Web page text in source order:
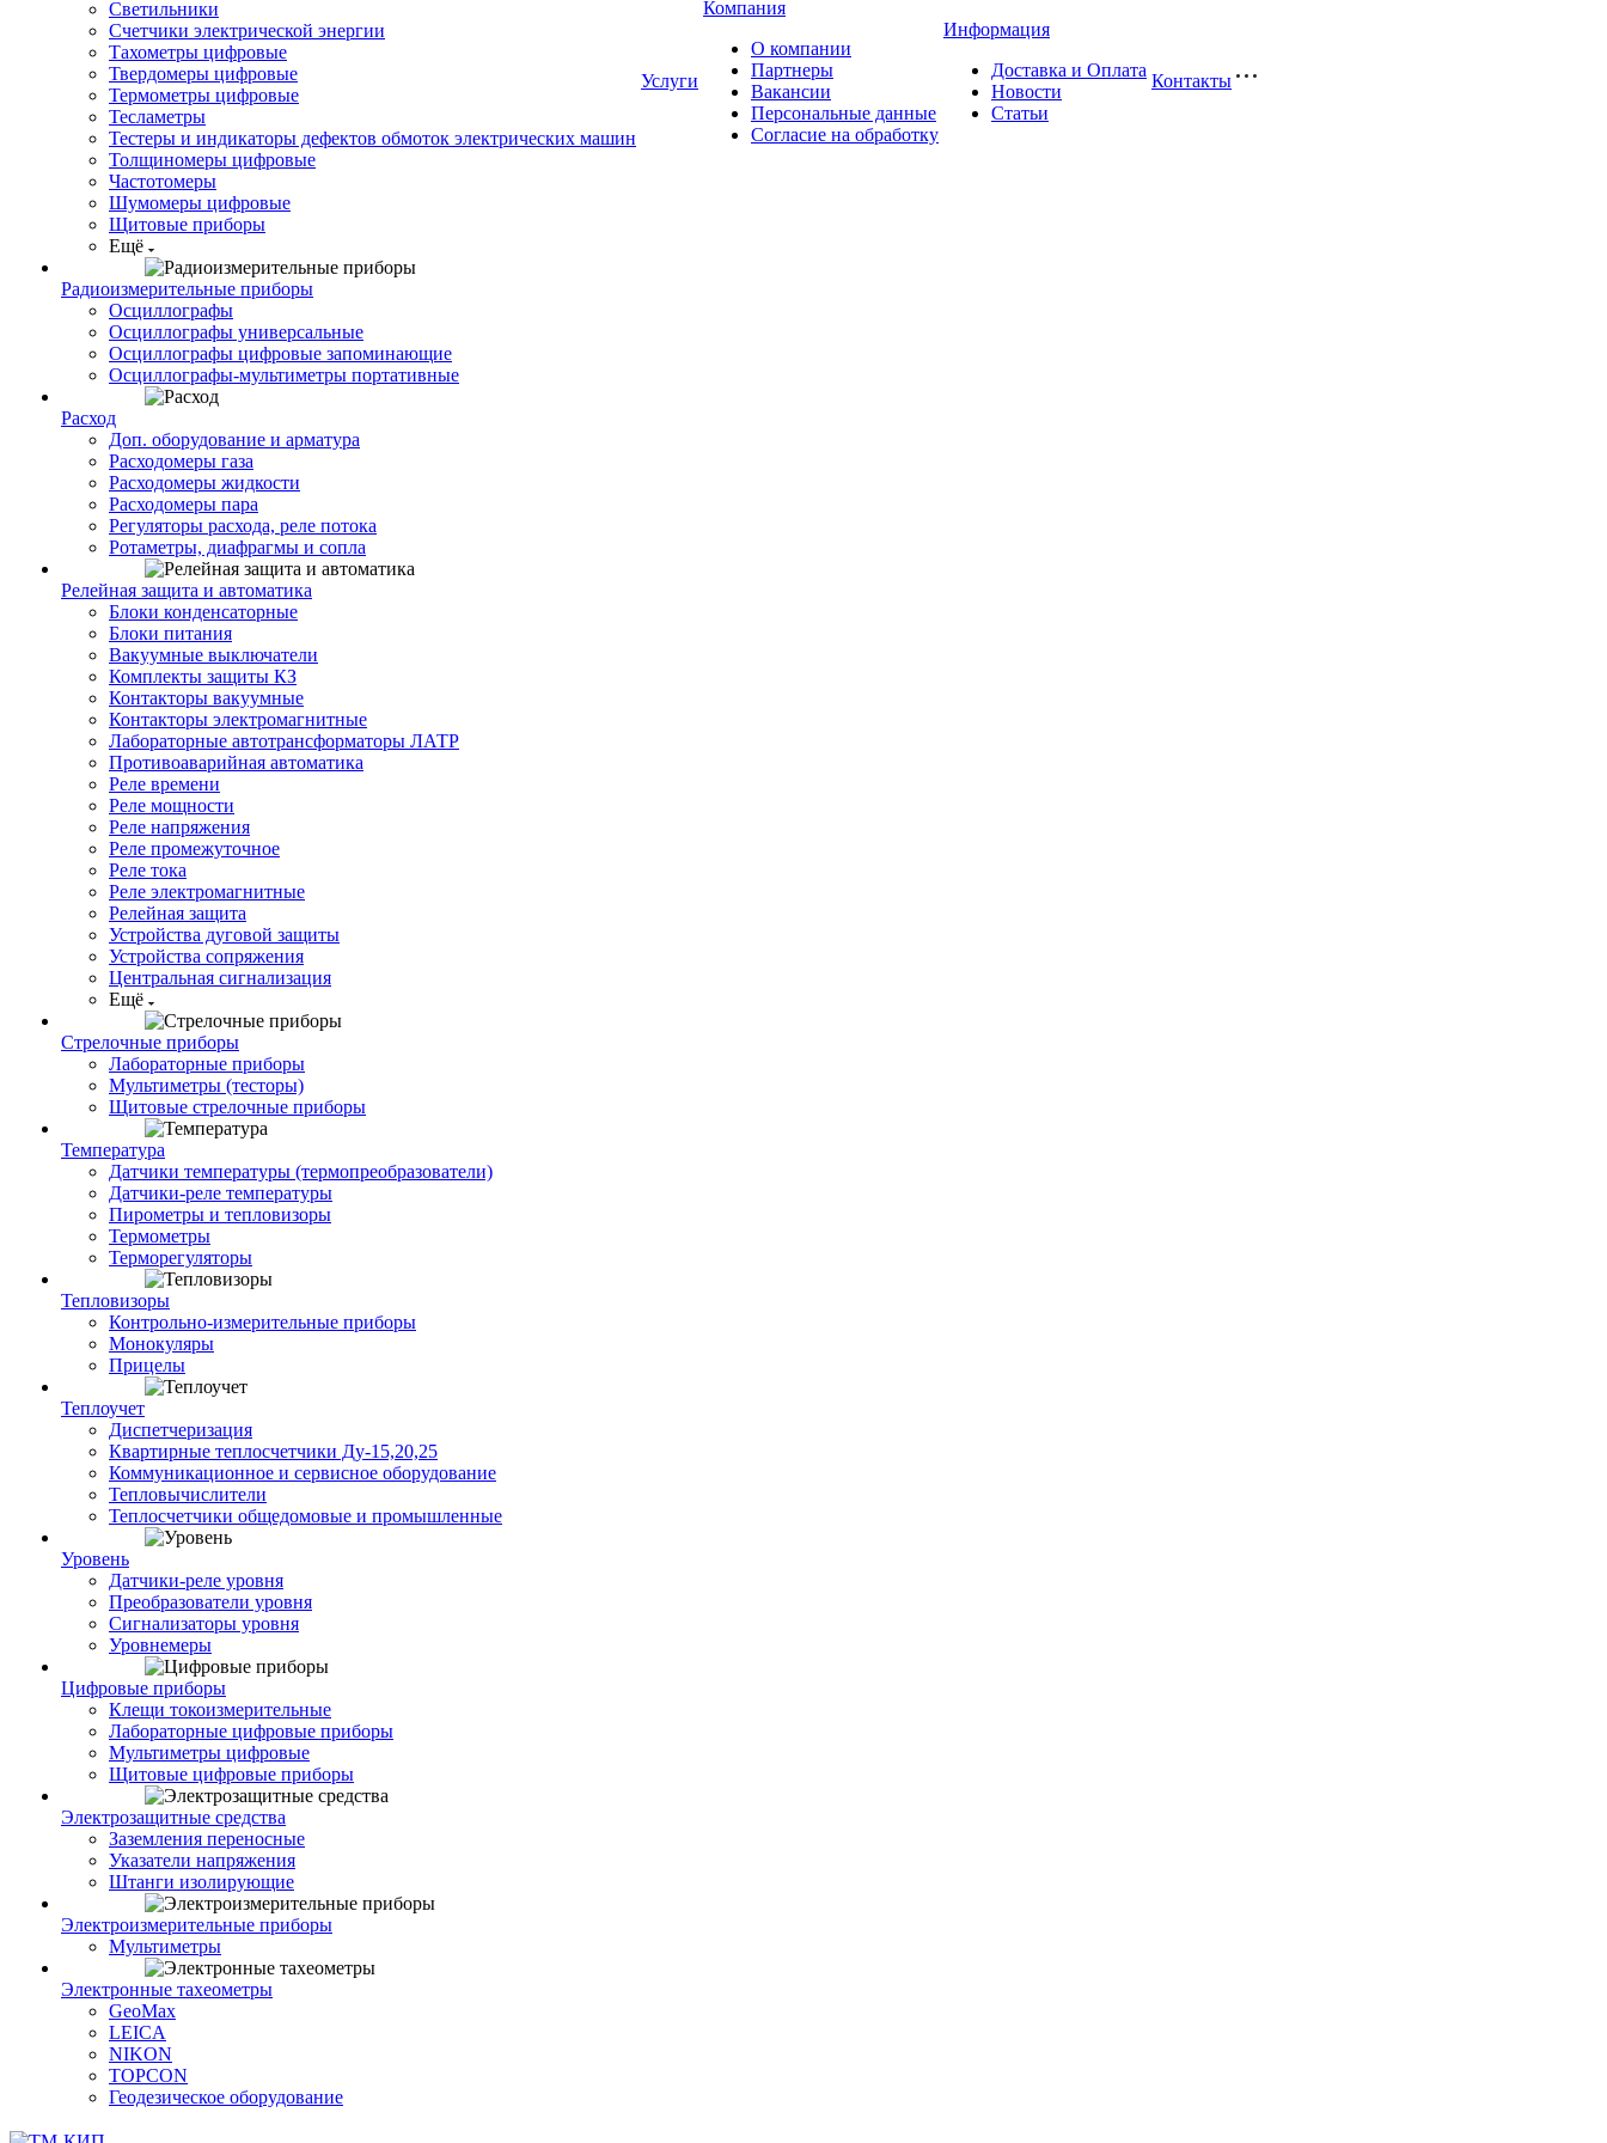
Светильники
Счетчики электрической энергии
Тахометры цифровые
Твердомеры цифровые
Термометры цифровые
Тесламетры
Тестеры и индикаторы дефектов обмоток электрических машин
Толщиномеры цифровые
Частотомеры
Шумомеры цифровые
Щитовые приборы
Ещё
Радиоизмерительные приборы
Осциллографы
Осциллографы универсальные
Осциллографы цифровые запоминающие
Осциллографы-мультиметры портативные
Расход
Доп. оборудование и арматура
Расходомеры газа
Расходомеры жидкости
Расходомеры пара
Регуляторы расхода, реле потока
Ротаметры, диафрагмы и сопла
Релейная защита и автоматика
Блоки конденсаторные
Блоки питания
Вакуумные выключатели
Комплекты защиты КЗ
Контакторы вакуумные
Контакторы электромагнитные
Лабораторные автотрансформаторы ЛАТР
Противоаварийная автоматика
Реле времени
Реле мощности
Реле напряжения
Реле промежуточное
Реле тока
Реле электромагнитные
Релейная защита
Устройства дуговой защиты
Устройства сопряжения
Центральная сигнализация
Ещё
Стрелочные приборы
Лабораторные приборы
Мультиметры (тесторы)
Щитовые стрелочные приборы
Температура
Датчики температуры (термопреобразователи)
Датчики-реле температуры
Пирометры и тепловизоры
Термометры
Терморегуляторы
Тепловизоры
Контрольно-измерительные приборы
Монокуляры
Прицелы
Теплоучет
Диспетчеризация
Квартирные теплосчетчики Ду-15,20,25
Коммуникационное и сервисное оборудование
Тепловычислители
Теплосчетчики общедомовые и промышленные
Уровень
Датчики-реле уровня
Преобразователи уровня
Сигнализаторы уровня
Уровнемеры
Цифровые приборы
Клещи токоизмерительные
Лабораторные цифровые приборы
Мультиметры цифровые
Щитовые цифровые приборы
Электрозащитные средства
Заземления переносные
Указатели напряжения
Штанги изолирующие
Электроизмерительные приборы
Мультиметры
Электронные тахеометры
GeoMax
LEICA
NIKON
TOPCON
Геодезическое оборудование
Услуги
Компания
О компании
Партнеры
Вакансии
Персональные данные
Согласие на обработку
Информация
Доставка и Оплата
Новости
Статьи
Контакты